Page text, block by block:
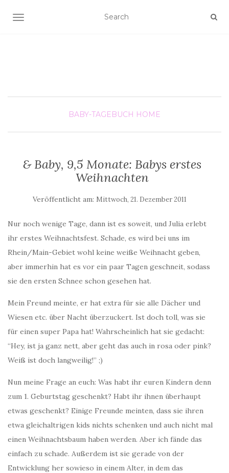
SCHALTE NAVIGATION
BABY-TAGEBUCH HOME
& Baby, 9,5 Monate: Babys erstes
Weihnachten
Veröffentlicht am: Mittwoch, 21. Dezember 2011
Nur noch wenige Tage, dann ist es soweit, und Julia erlebt
ihr erstes Weihnachtsfest. Schade, es wird bei uns im
Rhein/Main-Gebiet wohl keine weiße Weihnacht geben,
aber immerhin hat es vor ein paar Tagen geschneit, sodass
sie den ersten Schnee schon gesehen hat.
Mein Freund meinte, er hat extra für sie alle Dächer und
Wiesen etc. über Nacht überzuckert. Ist doch toll, was sie
für einen super Papa hat! Wahrscheinlich hat sie gedacht:
“Hey, ist ja ganz nett, aber geht das auch in rosa oder pink?
Weiß ist doch langweilig!” ;)
Nun meine Frage an euch: Was habt ihr euren Kindern denn
zum 1. Geburtstag geschenkt? Habt ihr ihnen überhaupt
etwas geschenkt? Einige Freunde meinten, dass sie ihren
etwa gleichaltrigen kids nichts schenken und auch nicht mal
einen Weihnachtsbaum haben werden. Aber ich fände das
einfach zu schade. Außerdem ist sie gerade von der
Entwicklung her sowieso in einem Alter, in dem das